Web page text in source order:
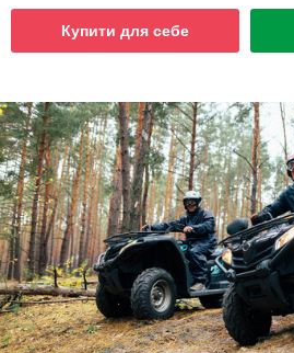
Купити для себе